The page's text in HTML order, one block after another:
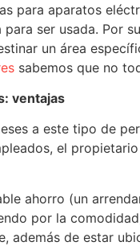
para aparatos
ser usada. Por
un área
sabemos que no
ventajas
a este tipo de
el
ahorro (un
por la
además de estar